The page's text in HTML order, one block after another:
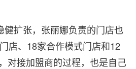
健扩张，张丽娜负责的门店也
店、18家合作模式门店和12
对接加盟商的过程，也是自己